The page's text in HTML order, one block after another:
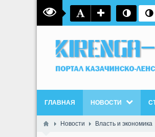
ГЛАВНАЯ НОВОСТИ
Новости Власть и экономика